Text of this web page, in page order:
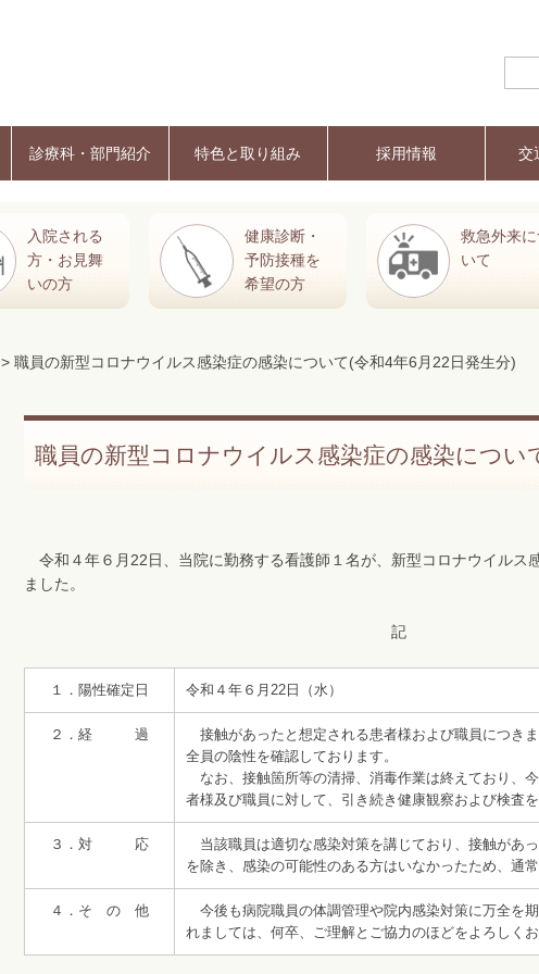
診療科・部門紹介 特色と取り組み 採用情報 交
入院される
方・お見舞
いの方
健康診断・
予防接種を
希望の方
救急外来に
いて
> 職員の新型コロナウイルス感染症の感染について(令和4年6月22日発生分)
職員の新型コロナウイルス感染症の感染につい
令和４年６月22日、当院に勤務する看護師１名が、新型コロナウイルス
ました。
記
１．陽性確定日 令和４年６月22日（水）
２．経 過
接触があったと想定される患者様および職員につきま
全員の陰性を確認しております。
なお、接触箇所等の清掃、消毒作業は終えており、
者様及び職員に対して、引き続き健康観察および検査を
３．対 応
当該職員は適切な感染対策を講じており、接触があ
を除き、感染の可能性のある方はいなかったため、通
４．そ の 他
今後も病院職員の体調管理や院内感染対策に万全を
れましては、何卒、ご理解とご協力のほどをよろしくお